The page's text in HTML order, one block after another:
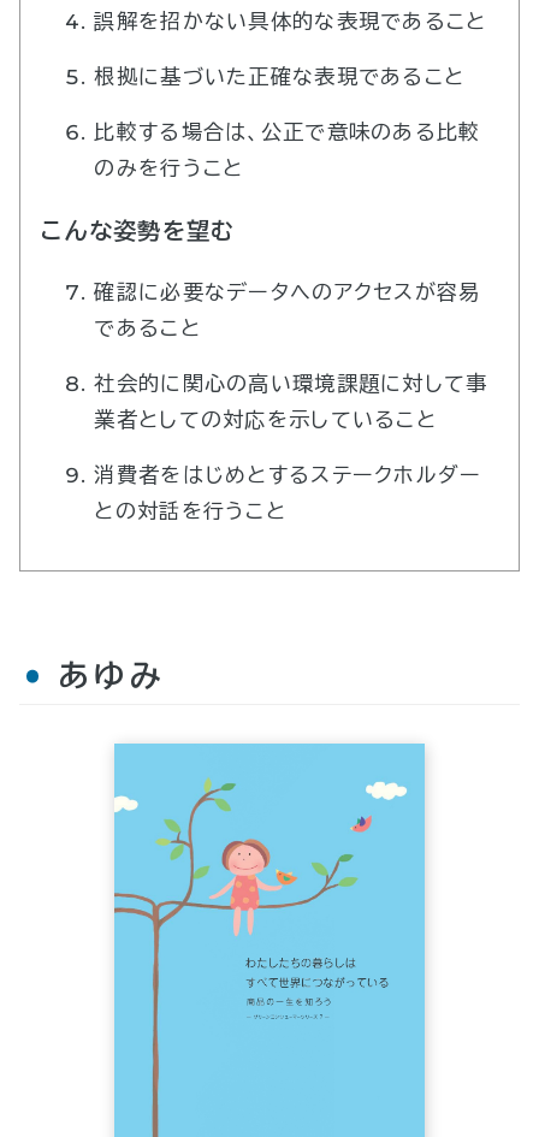
誤解を招かない具体的な表現であること
根拠に基づいた正確な表現であること
比較する場合は、公正で意味のある比較
のみを行うこと
こんな姿勢を望む
確認に必要なデータへのアクセスが容易
であること
社会的に関心の高い環境課題に対して事
業者としての対応を示していること
消費者をはじめとするステークホルダー
との対話を行うこと
あゆみ